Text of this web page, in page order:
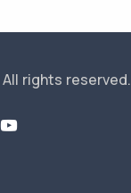
All rights reserved.